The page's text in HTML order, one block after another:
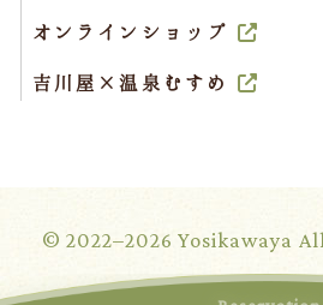
オンラインショップ
吉川屋×温泉むすめ
© 2022–2026 Yosikawaya